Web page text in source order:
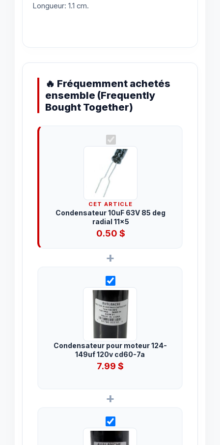
Longueur: 1.1 cm.
🔥 Fréquemment achetés
ensemble (Frequently
Bought Together)
CET ARTICLE
Condensateur 10uF 63V 85 deg
radial 11x5
0.50 $
+
Condensateur pour moteur 124-
149uf 120v cd60-7a
7.99 $
+